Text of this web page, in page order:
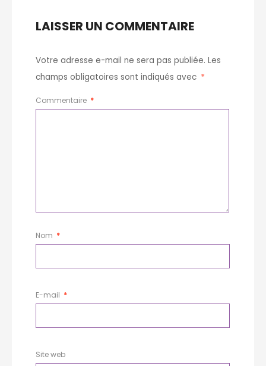
LAISSER UN COMMENTAIRE
Votre adresse e-mail ne sera pas publiée. Les
champs obligatoires sont indiqués avec *
Commentaire *
Nom *
E-mail *
Site web